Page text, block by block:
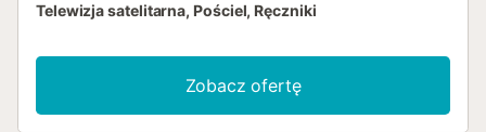
Telewizja satelitarna, Pościel, Ręczniki
Zobacz ofertę